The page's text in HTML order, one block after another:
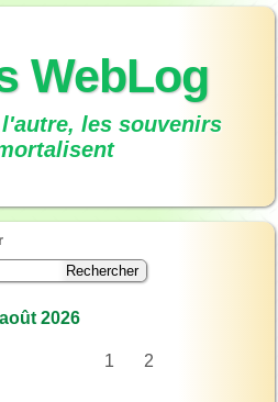
WebLog
les souvenirs
août 2026
1 2